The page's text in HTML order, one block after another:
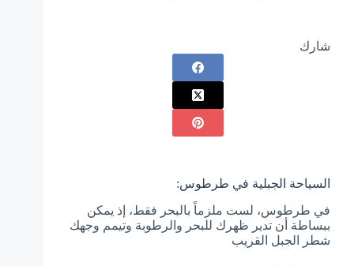
شارك
السياحة الجبلية في طرطوس:
في طرطوس، لست ملزماً بالبحر فقط، إذ يمكن
ببساطة أن تدير ظهرك للبحر والرطوبة وتيمم وجهك
شطر الجبل القريب